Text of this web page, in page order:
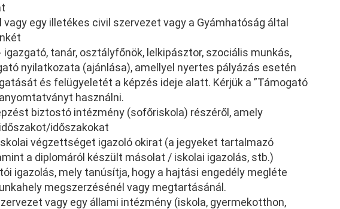
egy illetékes civil szervezet vagy a Gyámhatóság által
tanár, osztályfőnök, lelkipásztor, szociális munkás,
nyilatkozata (ajánlása), amellyel nyertes pályázás esetén
és felügyeletét a képzés ideje alatt. Kérjük a ”Támogató
használni.
biztostó intézmény (sofőriskola) részéről, amely
időszakokat
végzettséget igazoló okirat (a jegyeket tartalmazó
a diplomáról készült másolat / iskolai igazolás, stb.)
igazolás, mely tanúsítja, hogy a hajtási engedély megléte
megszerzésénél vagy megtartásánál.
vagy egy állami intézmény (iskola, gyermekotthon,